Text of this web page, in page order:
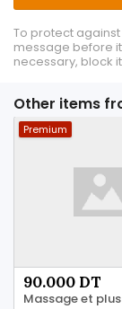
To protect
message before
necessary, block
Other items
Premium
90.000 DT